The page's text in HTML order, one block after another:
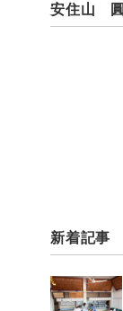
安住山
新着記事